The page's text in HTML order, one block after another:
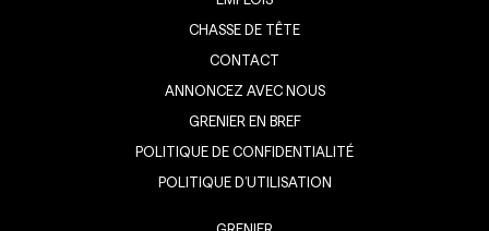
CHASSE DE TÊTE
CONTACT
ANNONCEZ AVEC NOUS
GRENIER EN BREF
POLITIQUE DE CONFIDENTIALITÉ
POLITIQUE D’UTILISATION